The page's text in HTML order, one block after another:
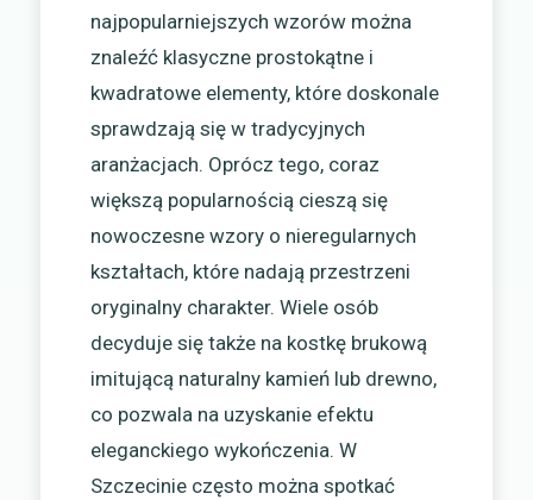
najpopularniejszych wzorów można
znaleźć klasyczne prostokątne i
kwadratowe elementy, które doskonale
sprawdzają się w tradycyjnych
aranżacjach. Oprócz tego, coraz
większą popularnością cieszą się
nowoczesne wzory o nieregularnych
kształtach, które nadają przestrzeni
oryginalny charakter. Wiele osób
decyduje się także na kostkę brukową
imitującą naturalny kamień lub drewno,
co pozwala na uzyskanie efektu
eleganckiego wykończenia. W
Szczecinie często można spotkać